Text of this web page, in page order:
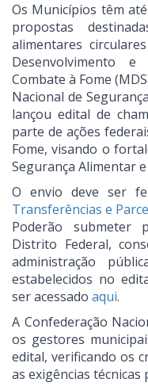
Os Municípios têm
propostas
alimentares
Desenvolvimento
Combate à Fome
Nacional de
lançou edital de
parte de ações
Fome, visando o
Segurança Alimentar
O envio deve ser
Transferências e
Poderão submeter
Distrito Federal,
administração
estabelecidos no
ser acessado aqui.
A Confederação
os gestores
edital, verificando os
as exigências